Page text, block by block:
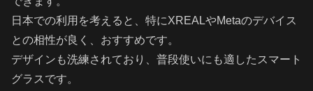
日本での利用を考えると、特にXREALやMetaのデバイス
との相性が良く、おすすめです。
デザインも洗練されており、普段使いにも適したスマート
グラスです。